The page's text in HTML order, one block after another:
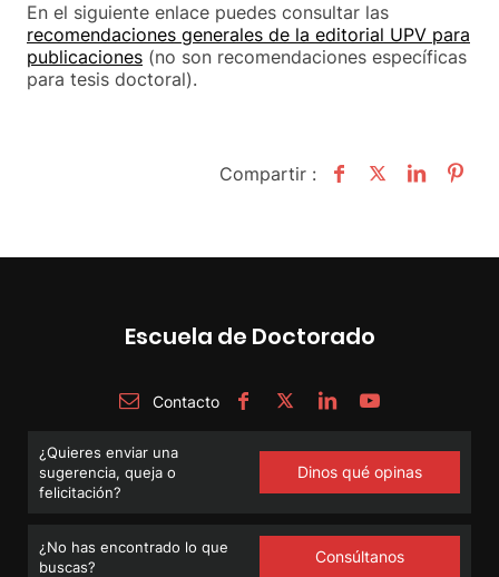
En el siguiente enlace puedes consultar las
recomendaciones generales de la editorial UPV para
publicaciones (no son recomendaciones específicas
para tesis doctoral).
Compartir :
Escuela de Doctorado
Contacto
¿Quieres enviar una
sugerencia, queja o
felicitación?
Dinos qué opinas
¿No has encontrado lo que
buscas?
Consúltanos